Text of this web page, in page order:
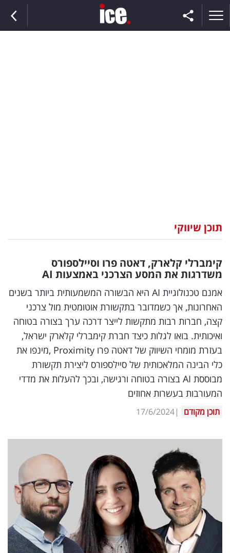
וצרכנות
דיגיטל
וטק
שיווק
ופרסום
משפט
מדדים
ומחקרים
דעות
רכילות
עסקית
קריפטו
ויראלי
טלוויזיה
תוכן שיווקי
קימברלי קלארק, דאטה פרו וסיילספורס
משדרגות את המסע הצרכני באמצעות AI
אמנם טכנולוגיית AI היא הבשורה המשמעותית ביותר בשנים
האחרונות, אך כשמדובר בתקשורת אוטומטית מול צרכני
קצה, חברות רבות מתקשות לייצר דרכה ערך בצורה בטוחה
ואיכותית. בואו לגלות כיצד חברת קימברלי קלארק ישראל,
בעזרת מומחי השיווק של דאטה פרו Proximity ,מינפו את
כלי הבינה המלאכותית של סיילספורס ליצירת תקשורת
מבוססת AI בצורה בטוחה ורגישה, ובכך להעלות את מדדי
המעורבות בעשרות אחוזים
תוכן מקודם |
17/6/2024